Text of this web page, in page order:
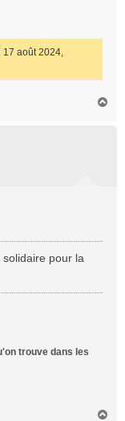
17 août 2024,
pour la
trouve dans les